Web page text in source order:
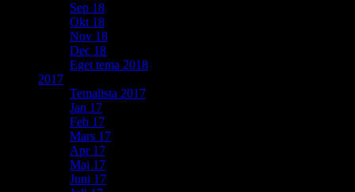
Sep 18
Okt 18
Nov 18
Dec 18
Eget tema 2018
2017
Temalista 2017
Jan 17
Feb 17
Mars 17
Apr 17
Maj 17
Juni 17